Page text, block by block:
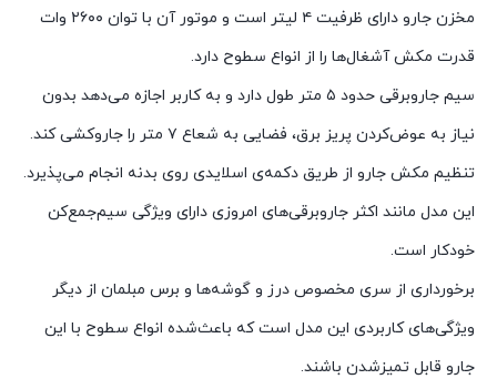
مخزن جارو دارای ظرفیت ۴ لیتر است و موتور آن با توان ۲۶۰۰ وات
قدرت مکش آشغال‌ها را از انواع سطوح دارد.
سیم جاروبرقی حدود ۵ متر طول دارد و به کاربر اجازه می‌دهد بدون
نیاز به عوض‌کردن پریز برق، فضایی به شعاع ۷ متر را جاروکشی کند.
تنظیم مکش جارو از طریق دکمه‌ی اسلایدی روی بدنه انجام می‌پذیرد.
این مدل مانند اکثر جاروبرقی‌های امروزی دارای ویژگی سیم‌جمع‌کن
خودکار است.
برخورداری از سری مخصوص درز و گوشه‌ها و برس مبلمان از دیگر
ویژگی‌های کاربردی این مدل است که باعث‌شده انواع سطوح با این
جارو قابل تمیزشدن باشند.